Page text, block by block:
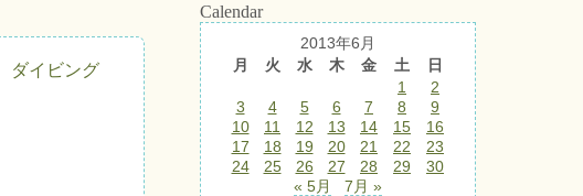
ダイビング
Calendar
2013年6月
月
火 水 木 金 土
日
1
2
3
4 5 6 7 8
9
10
11 12 13 14 15
16
17
18 19 20 21 22
23
24
25 26 27 28 29
30
« 5月
7月 »